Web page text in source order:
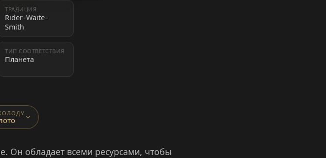
ТРАДИЦИЯ
Rider–Waite–
Smith
ТИП СООТВЕТСТВИЯ
Планета
Он обладает всеми ресурсами, чтобы